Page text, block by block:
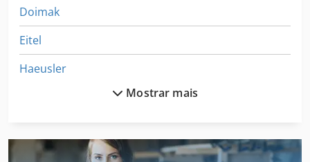
Doimak
Eitel
Haeusler
Jarbe
Mostrar mais